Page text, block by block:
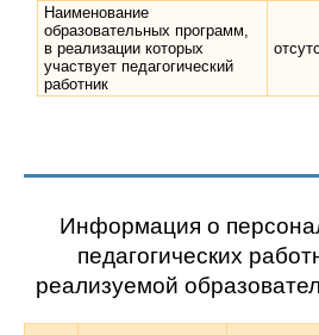
Наименование
образовательных программ,
в реализации которых
участвует педагогический
работник
Информация о
педагогических
реализуемой